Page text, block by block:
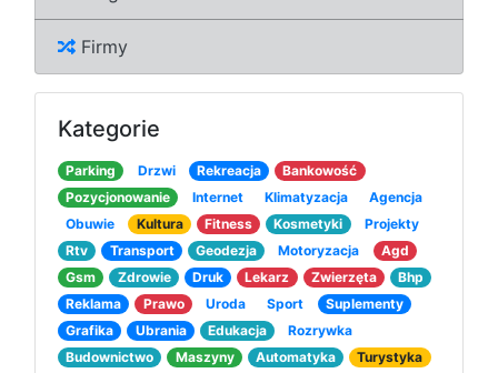
Firmy
Kategorie
Parking Drzwi Rekreacja
Bankowość
Pozycjonowanie
Internet Klimatyzacja
Agencja
Obuwie
Kultura Fitness Kosmetyki
Projekty
Rtv
Transport Geodezja Motoryzacja
Agd
Gsm
Zdrowie Druk Lekarz Zwierzęta
Bhp
Reklama
Prawo Uroda Sport
Suplementy
Grafika
Ubrania Edukacja
Rozrywka
Budownictwo
Maszyny Automatyka
Turystyka